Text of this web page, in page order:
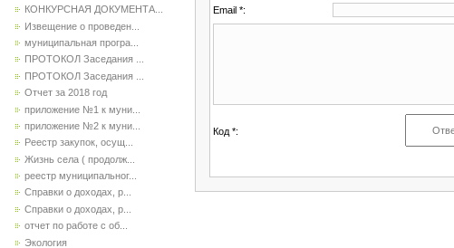
КОНКУРСНАЯ ДОКУМЕНТА...
Извещение о проведен...
муниципальная програ...
ПРОТОКОЛ Заседания ...
ПРОТОКОЛ Заседания ...
Отчет за 2018 год
приложение №1 к муни...
приложение №2 к муни...
Реестр закупок, осущ...
Жизнь села ( продолж...
реестр муниципальног...
Справки о доходах, р...
Справки о доходах, р...
отчет по работе с об...
Экология
Email *:
Код *: